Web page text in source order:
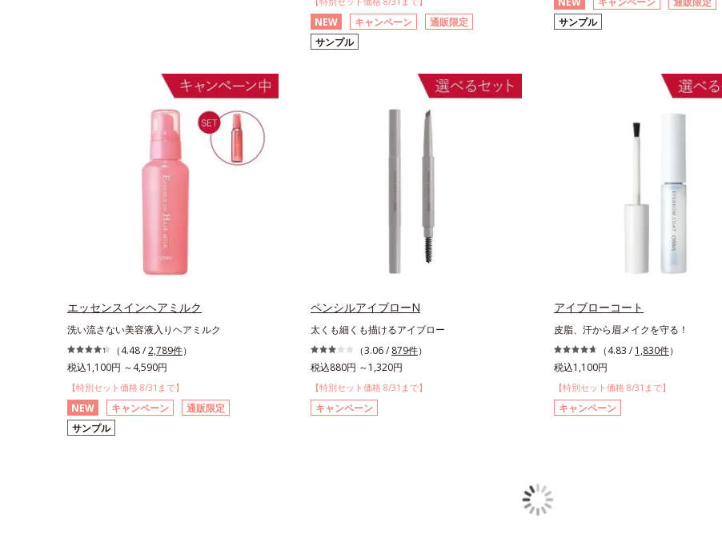
NEW キャンペーン
通販限定
サンプル
サンプル
エッセンスインヘアミルク
洗い流さない美容液入りヘアミルク
（4.48 /2,789件）
税込1,100円 ～4,590円
【特別セット価格 8/31まで】
NEW キャンペーン
通販限定
サンプル
ペンシルアイブローN
太くも細くも描けるアイブロー
（3.06 / 879件）
税込880円 ～1,320円
【特別セット価格 8/31まで】
キャンペーン
アイブローコート
皮脂、汗から眉メイクを守る！
（4.83 / 1,830件）
税込1,100円
【特別セット価格 8/31まで】
キャンペーン